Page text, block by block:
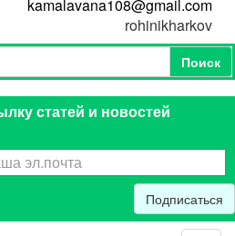
kamalavana108@gmail.com
rohinikharkov
Поиск
Поиск
статей и новостей
Подписаться